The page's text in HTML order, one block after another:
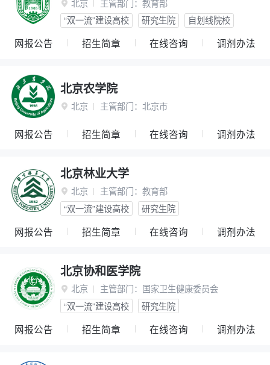
 北京 主管部门： 教育部
“双一流”建设高校
研究生院 自划线院校
网报公告 招生简章 在线咨询 调剂办法
北京农学院
 北京 主管部门： 北京市
网报公告 招生简章 在线咨询 调剂办法
北京林业大学
 北京 主管部门： 教育部
“双一流”建设高校
研究生院
网报公告 招生简章 在线咨询 调剂办法
北京协和医学院
 北京 主管部门： 国家卫生健康委员会
“双一流”建设高校
研究生院
网报公告 招生简章 在线咨询 调剂办法